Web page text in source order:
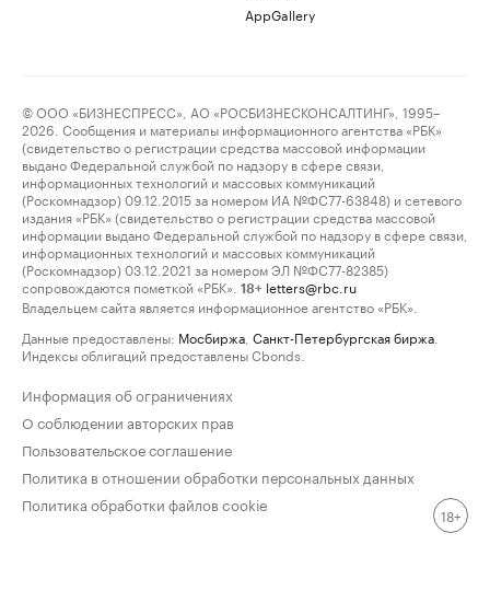
AppGallery
© ООО «БИЗНЕСПРЕСС», АО «РОСБИЗНЕСКОНСАЛТИНГ», 1995–
2026. Сообщения и материалы информационного агентства «РБК»
(свидетельство о регистрации средства массовой информации
выдано Федеральной службой по надзору в сфере связи,
информационных технологий и массовых коммуникаций
(Роскомнадзор) 09.12.2015 за номером ИА №ФС77-63848) и сетевого
издания «РБК» (свидетельство о регистрации средства массовой
информации выдано Федеральной службой по надзору в сфере связи,
информационных технологий и массовых коммуникаций
(Роскомнадзор) 03.12.2021 за номером ЭЛ №ФС77-82385)
сопровождаются пометкой «РБК».
18+ letters@rbc.ru
Владельцем сайта является информационное агентство «РБК».
Данные предоставлены: Мосбиржа Санкт-Петербургская биржа
Индексы облигаций предоставлены Cbonds.
Информация об ограничениях
О соблюдении авторских прав
Пользовательское соглашение
Политика в отношении обработки персональных данных
Политика обработки файлов cookie
18+